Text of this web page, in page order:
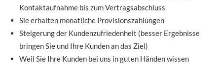
Kontaktaufnahme bis zum Vertragsabschluss
Sie erhalten monatliche Provisionszahlungen
Steigerung der Kundenzufriedenheit (besser Ergebnisse
bringen Sie und Ihre Kunden an das Ziel)
Weil Sie Ihre Kunden bei uns in guten Händen wissen